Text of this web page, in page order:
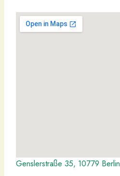
Genslerstraße 35, 10779 Berlin